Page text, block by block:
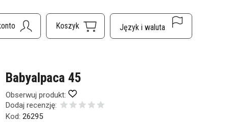
Babyalpaca 45
Obserwuj produkt:
Dodaj recenzję:
Kod: 26295